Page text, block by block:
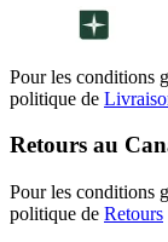
Pour les conditions
politique de
Retours au
Pour les conditions
politique de Retours